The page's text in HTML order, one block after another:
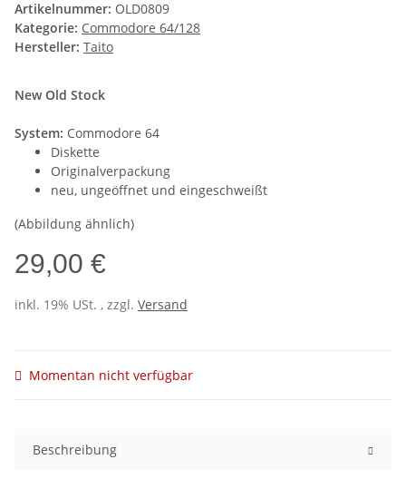
Artikelnummer: OLD0809
Kategorie: Commodore 64/128
Hersteller: Taito
New Old Stock
System: Commodore 64
Diskette
Originalverpackung
neu, ungeöffnet und eingeschweißt
(Abbildung ähnlich)
29,00 €
inkl. 19% USt. , zzgl. Versand
Momentan nicht verfügbar
Beschreibung